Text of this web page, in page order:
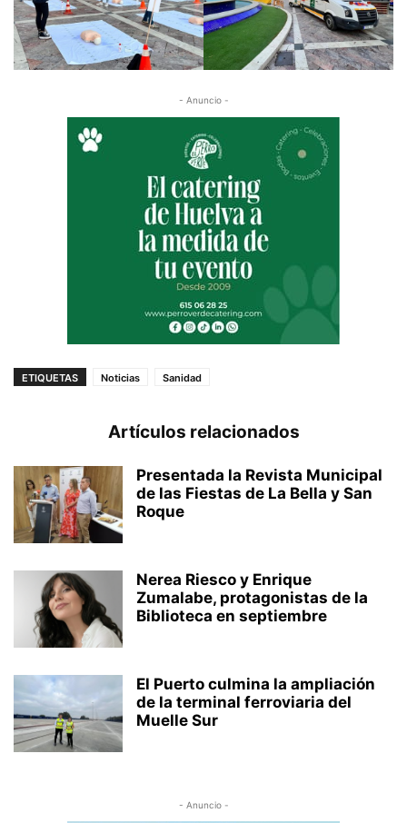
- Anuncio -
ETIQUETAS Noticias Sanidad
Artículos relacionados
Presentada la Revista Municipal
de las Fiestas de La Bella y San
Roque
Nerea Riesco y Enrique
Zumalabe, protagonistas de la
Biblioteca en septiembre
El Puerto culmina la ampliación
de la terminal ferroviaria del
Muelle Sur
- Anuncio -